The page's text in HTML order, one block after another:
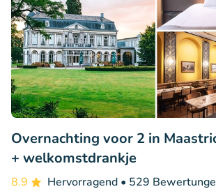
Overnachting voor 2 in
+ welkomstdrankje
8.9 Hervorragend • 529